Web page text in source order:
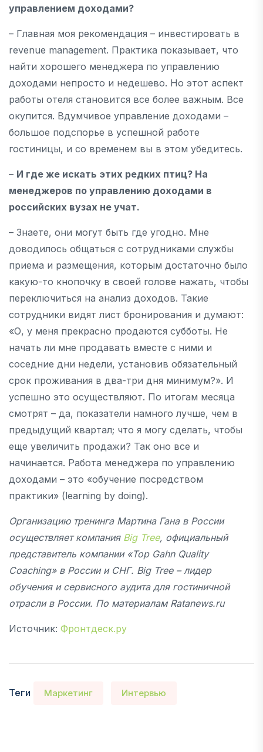
управлением доходами?
– Главная моя рекомендация – инвестировать в
revenue management. Практика показывает, что
найти хорошего менеджера по управлению
доходами непросто и недешево. Но этот аспект
работы отеля становится все более важным. Все
окупится. Вдумчивое управление доходами –
большое подспорье в успешной работе
гостиницы, и со временем вы в этом убедитесь.
– И где же искать этих редких птиц? На
менеджеров по управлению доходами в
российских вузах не учат.
– Знаете, они могут быть где угодно. Мне
доводилось общаться с сотрудниками службы
приема и размещения, которым достаточно было
какую-то кнопочку в своей голове нажать, чтобы
переключиться на анализ доходов. Такие
сотрудники видят лист бронирования и думают:
«О, у меня прекрасно продаются субботы. Не
начать ли мне продавать вместе с ними и
соседние дни недели, установив обязательный
срок проживания в два-три дня минимум?». И
успешно это осуществляют. По итогам месяца
смотрят – да, показатели намного лучше, чем в
предыдущий квартал; что я могу сделать, чтобы
еще увеличить продажи? Так оно все и
начинается. Работа менеджера по управлению
доходами – это «обучение посредством
практики» (learning by doing).
Организацию тренинга Мартина Гана в России
осуществляет компания Big Tree, официальный
представитель компании «Top Gahn Quality
Coaching» в России и СНГ. Big Tree – лидер
обучения и сервисного аудита для гостиничной
отрасли в России. По материалам Ratanews.ru
Источник: Фронтдеск.ру
Теги Маркетинг Интервью